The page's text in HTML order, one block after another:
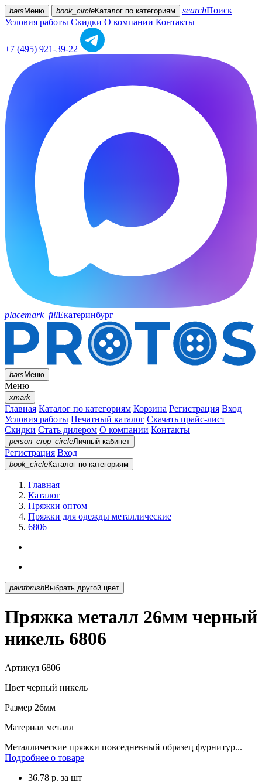
bars Меню book_circleКаталог по категориям searchПоиск
Условия работы Скидки О компании Контакты
+7 (495) 921-39-22
placemark_fillЕкатеринбург
barsМеню
Меню
xmark
Главная Каталог по категориям Корзина Регистрация Вход
Условия работы Печатный каталог Скачать прайс-лист
Скидки Стать дилером О компании Контакты
person_crop_circleЛичный кабинет
Регистрация Вход
book_circleКаталог по категориям
Главная
Каталог
Пряжки оптом
Пряжки для одежды металлические
6806
paintbrush Выбрать другой цвет
Пряжка металл 26мм черный
никель 6806
Артикул 6806
Цвет черный никель
Размер 26мм
Материал металл
Металлические пряжки повседневный образец фурнитур...
Подробнее о товаре
36.78 р. за шт